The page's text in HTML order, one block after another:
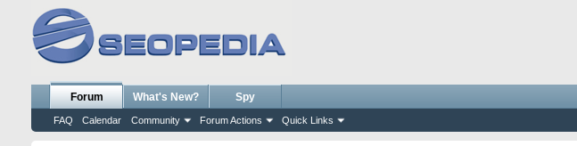
Forum
FAQ Calendar Community Forum Actions Quick Links
What's New? Spy